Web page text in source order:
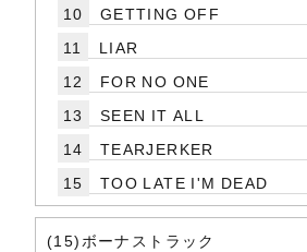
10
GETTING OFF
11
LIAR
12
FOR NO ONE
13
SEEN IT ALL
14
TEARJERKER
15
TOO LATE I'M DEAD
(15)ボーナストラック